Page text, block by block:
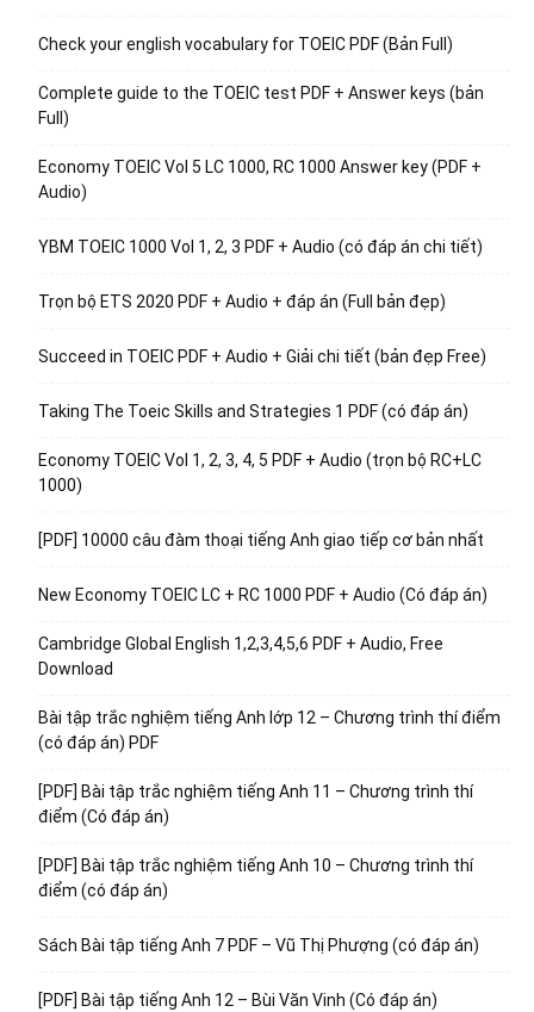
Check your english vocabulary for TOEIC PDF (Bản Full)
Complete guide to the TOEIC test PDF + Answer keys (bản
Full)
Economy TOEIC Vol 5 LC 1000, RC 1000 Answer key (PDF +
Audio)
YBM TOEIC 1000 Vol 1, 2, 3 PDF + Audio (có đáp án chi tiết)
Trọn bộ ETS 2020 PDF + Audio + đáp án (Full bản đẹp)
Succeed in TOEIC PDF + Audio + Giải chi tiết (bản đẹp Free)
Taking The Toeic Skills and Strategies 1 PDF (có đáp án)
Economy TOEIC Vol 1, 2, 3, 4, 5 PDF + Audio (trọn bộ RC+LC
1000)
[PDF] 10000 câu đàm thoại tiếng Anh giao tiếp cơ bản nhất
New Economy TOEIC LC + RC 1000 PDF + Audio (Có đáp án)
Cambridge Global English 1,2,3,4,5,6 PDF + Audio, Free
Download
Bài tập trắc nghiệm tiếng Anh lớp 12 – Chương trình thí điểm
(có đáp án) PDF
[PDF] Bài tập trắc nghiệm tiếng Anh 11 – Chương trình thí
điểm (Có đáp án)
[PDF] Bài tập trắc nghiệm tiếng Anh 10 – Chương trình thí
điểm (có đáp án)
Sách Bài tập tiếng Anh 7 PDF – Vũ Thị Phượng (có đáp án)
[PDF] Bài tập tiếng Anh 12 – Bùi Văn Vinh (Có đáp án)